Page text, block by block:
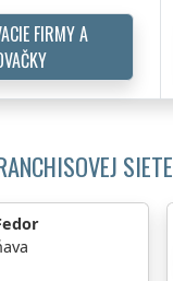
FIRMY A
SIETE